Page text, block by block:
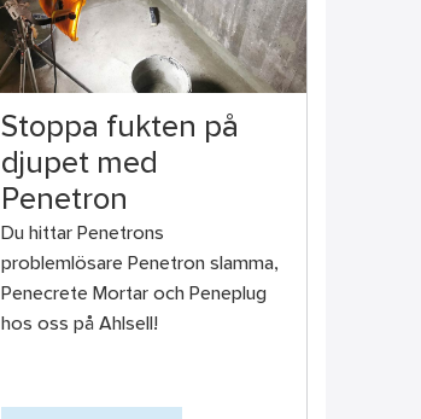
Stoppa fukten på
djupet med
Penetron
Du hittar Penetrons
problemlösare Penetron slamma,
Penecrete Mortar och Peneplug
hos oss på Ahlsell!